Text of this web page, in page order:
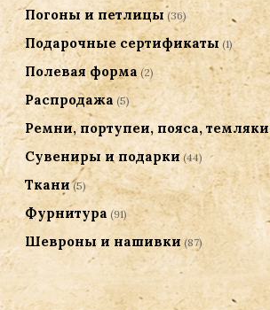
Погоны и петлицы (36)
Подарочные сертификаты (1)
Полевая форма (2)
Распродажа (5)
Ремни, портупеи, пояса, темляки
Сувениры и подарки (44)
Ткани (5)
Фурнитура (91)
Шевроны и нашивки (87)